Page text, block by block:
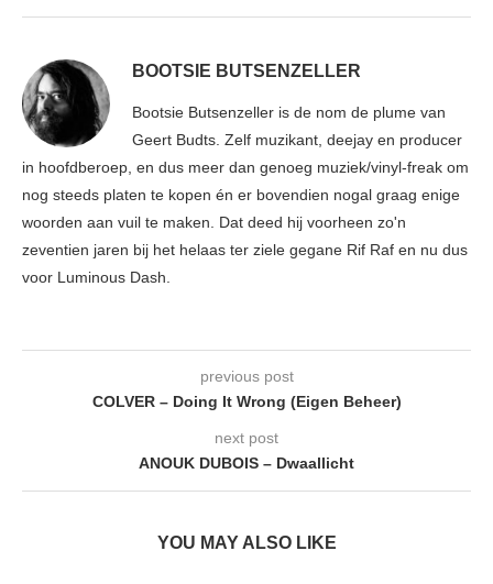
BOOTSIE BUTSENZELLER
Bootsie Butsenzeller is de nom de plume van
Geert Budts. Zelf muzikant, deejay en producer
in hoofdberoep, en dus meer dan genoeg muziek/vinyl-freak om
nog steeds platen te kopen én er bovendien nogal graag enige
woorden aan vuil te maken. Dat deed hij voorheen zo'n
zeventien jaren bij het helaas ter ziele gegane Rif Raf en nu dus
voor Luminous Dash.
previous post
COLVER – Doing It Wrong (Eigen Beheer)
next post
ANOUK DUBOIS – Dwaallicht
YOU MAY ALSO LIKE